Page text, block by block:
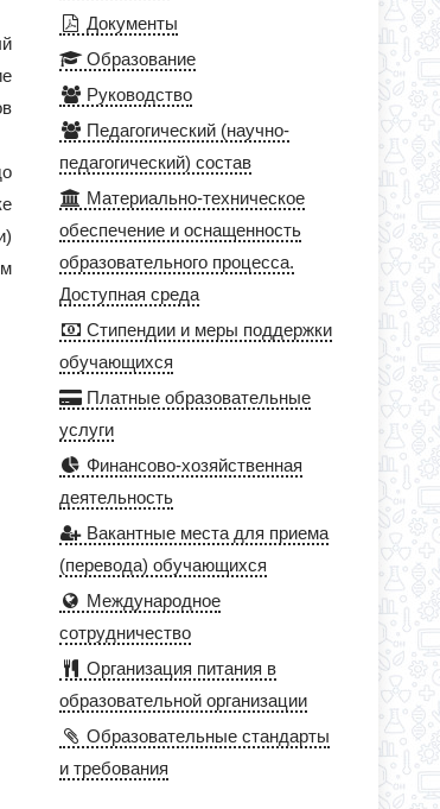
Документы
Образование
Руководство
Педагогический (научно-
педагогический) состав
Материально-техническое
обеспечение и оснащенность
образовательного процесса.
Доступная среда
Стипендии и меры поддержки
обучающихся
Платные образовательные
услуги
Финансово-хозяйственная
деятельность
Вакантные места для приема
(перевода) обучающихся
Международное
сотрудничество
Организация питания в
образовательной организации
Образовательные стандарты
и требования